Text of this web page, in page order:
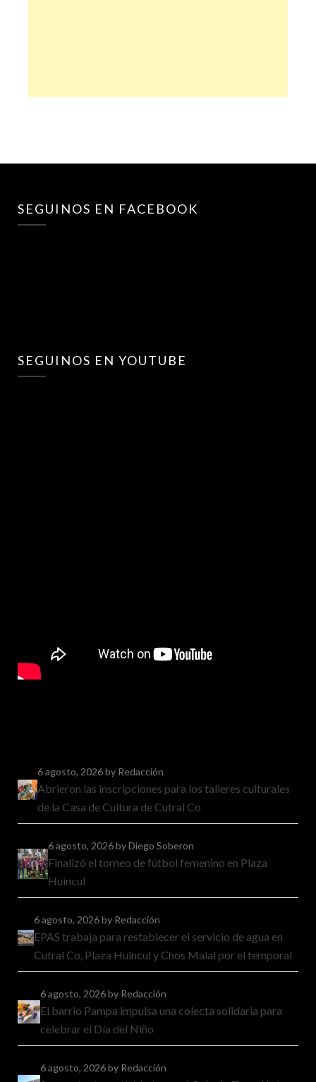
SEGUINOS EN FACEBOOK
SEGUINOS EN YOUTUBE
6 agosto, 2026by Redacción
Abrieron las inscripciones para los talleres culturales
de la Casa de Cultura de Cutral Co
6 agosto, 2026by Diego Soberon
Finalizó el torneo de fútbol femenino en Plaza
Huincul
6 agosto, 2026by Redacción
EPAS trabaja para restablecer el servicio de agua en
Cutral Co, Plaza Huincul y Chos Malal por el temporal
6 agosto, 2026by Redacción
El barrio Pampa impulsa una colecta solidaria para
celebrar el Día del Niño
6 agosto, 2026by Redacción